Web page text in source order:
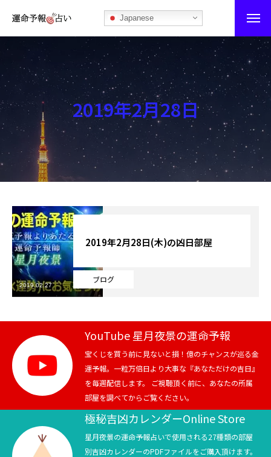
Japanese
運命予報占い
運命予報占いとは
あなたの所属部屋を探そう！
最恐の相性占い
秘伝公開！吉凶カレンダー
記事カテゴリー
ブログ
お知らせ
芸能界
テニス
スポーツ
競馬
テニス四大大会・五輪
2019年2月28日
ブログ
2019年2月28日(木)の凶日部屋
2019.02.27
YouTube 星月夜景の運命予報
宝くじを買う前に見ないと損！億のチャンスが巡る金
運予報。一粒万倍日より大事な『あなただけの吉日』
を毎週配信します。 ご視聴頂く前に、あなたの所属
部屋を調べてからご覧ください。
極秘吉凶カレンダーOnline Store
星月夜景の運命予報占いで使用される27種類の部屋
別吉凶カレンダーのPDFファイルをご購入頂けます。